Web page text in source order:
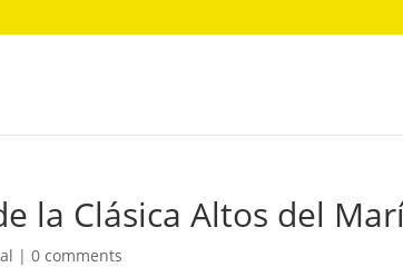
la Clásica Altos del
|0 comments